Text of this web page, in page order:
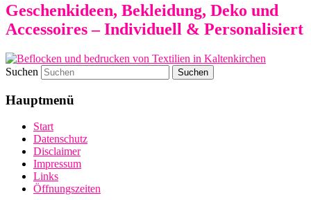
Geschenkideen, Bekleidung, Deko und
Accessoires – Individuell & Personalisiert
Suchen
Hauptmenü
Start
Datenschutz
Disclaimer
Impressum
Links
Öffnungszeiten